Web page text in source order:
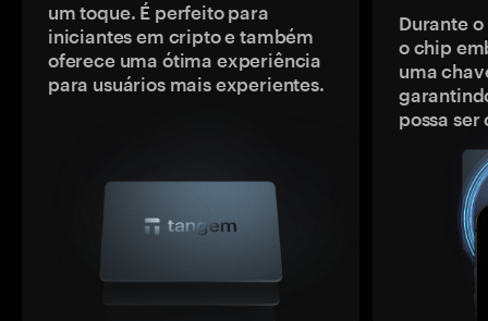
um toque. É perfeito para
iniciantes em cripto e também
oferece uma ótima experiência
para usuários mais experientes.
Durante
o chip
uma
possa